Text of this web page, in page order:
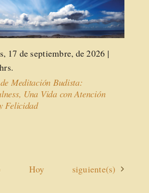
17 de septiembre, de 2026 |
Meditación Budista:
Una Vida con Atención
Felicidad
Hoy Actividades
siguiente(s)